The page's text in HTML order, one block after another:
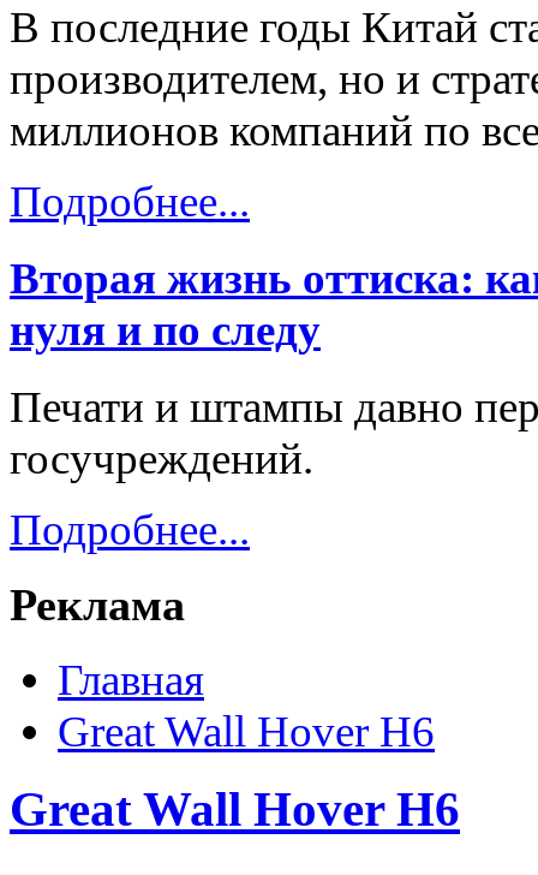
В последние годы Китай
производителем, но и
миллионов компаний по
Подробнее...
Вторая жизнь оттиска:
нуля и по следу
Печати и штампы давно
госучреждений.
Подробнее...
Реклама
Главная
Great Wall Hover H6
Great Wall Hover H6